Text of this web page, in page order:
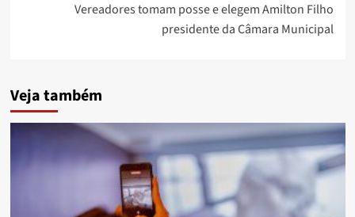
Vereadores tomam posse e elegem Amilton Filho
presidente da Câmara Municipal
Veja também